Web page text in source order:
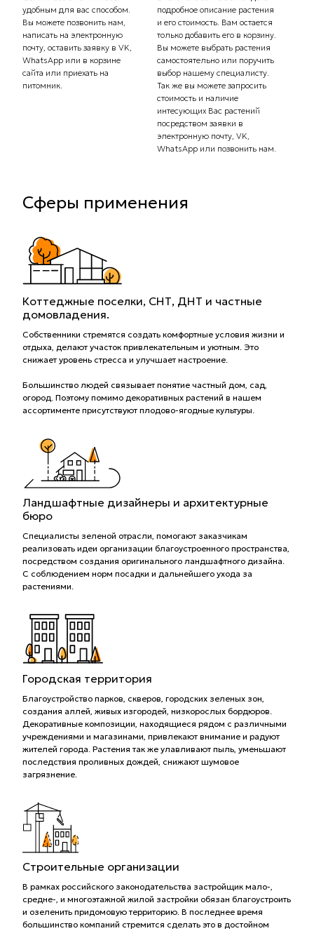
удобным для вас способом.
Вы можете позвонить нам,
написать на электронную
почту, оставить заявку в VK,
WhatsApp или в корзине
сайта или приехать на
питомник.
подробное описание растения
и его стоимость. Вам остается
только добавить его в корзину.
Вы можете выбрать растения
самостоятельно или поручить
выбор нашему специалисту.
Так же вы можете запросить
стоимость и наличие
интесующих Вас растений
посредством заявки в
электронную почту, VK,
WhatsApp или позвонить нам.
Сферы применения
Коттеджные поселки, СНТ, ДНТ и частные
домовладения.
Собственники стремятся создать комфортные условия жизни и
отдыха, делают участок привлекательным и уютным. Это
снижает уровень стресса и улучшает настроение.
Большинство людей связывает понятие частный дом, сад,
огород. Поэтому помимо декоративных растений в нашем
ассортименте присутствуют плодово-ягодные культуры.
Ландшафтные дизайнеры и архитектурные
бюро
Специалисты зеленой отрасли, помогают заказчикам
реализовать идеи организации благоустроенного пространства,
посредством создания оригинального ландшафтного дизайна.
С соблюдением норм посадки и дальнейшего ухода за
растениями.
Городская территория
Благоустройство парков, скверов, городских зеленых зон,
создания аллей, живых изгородей, низкорослых бордюров.
Декоративные композиции, находящиеся рядом с различными
учреждениями и магазинами, привлекают внимание и радуют
жителей города. Растения так же улавливают пыль, уменьшают
последствия проливных дождей, снижают шумовое
загрязнение.
Строительные организации
В рамках российского законодательства застройщик мало-,
средне-, и многоэтажной жилой застройки обязан благоустроить
и озеленить придомовую территорию. В последнее время
большинство компаний стремится сделать это в достойном